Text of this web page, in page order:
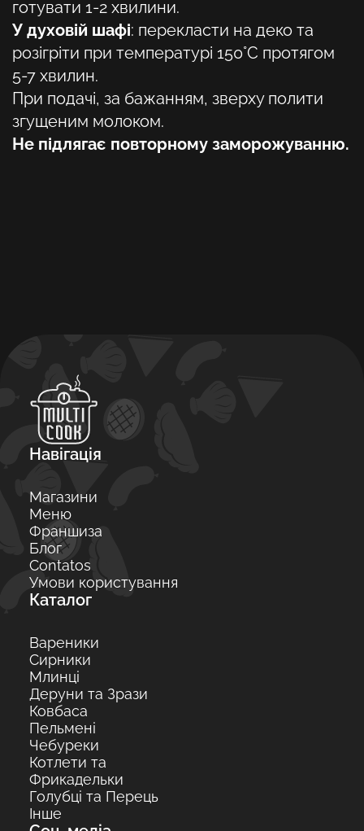
готувати 1-2 хвилини.
У духовій шафі: перекласти на деко та
розігріти при температурі 150°С протягом
5-7 хвилин.
При подачі, за бажанням, зверху полити
згущеним молоком.
Не підлягає повторному заморожуванню.
Навігація
Магазини
Меню
Франшиза
Блог
Contatos
Умови користування
Каталог
Вареники
Сирники
Млинці
Деруни та Зрази
Ковбаса
Пельмені
Чебуреки
Котлети та
Фрикадельки
Голубці та Перець
Інше